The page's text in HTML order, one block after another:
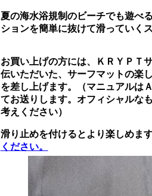
夏の海水浴規制のビーチでも遊べ
ションを簡単に抜けて滑っていく
お買い上げの方には、ＫＲＹＰＴ
伝いただいた、サーフマットの楽
を差し上げます。（マニュアルは
てお送りします。オフィシャルな
考えください）
滑り止めを付けるとより楽しめま
ください。